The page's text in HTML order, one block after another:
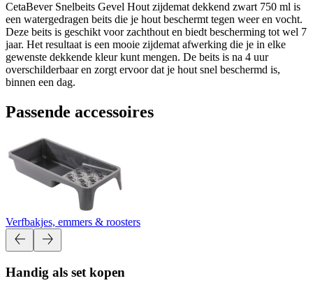
CetaBever Snelbeits Gevel Hout zijdemat dekkend zwart 750 ml is
een watergedragen beits die je hout beschermt tegen weer en vocht.
Deze beits is geschikt voor zachthout en biedt bescherming tot wel 7
jaar. Het resultaat is een mooie zijdemat afwerking die je in elke
gewenste dekkende kleur kunt mengen. De beits is na 4 uur
overschilderbaar en zorgt ervoor dat je hout snel beschermd is,
binnen een dag.
Passende accessoires
Verfbakjes, emmers & roosters
Handig als set kopen